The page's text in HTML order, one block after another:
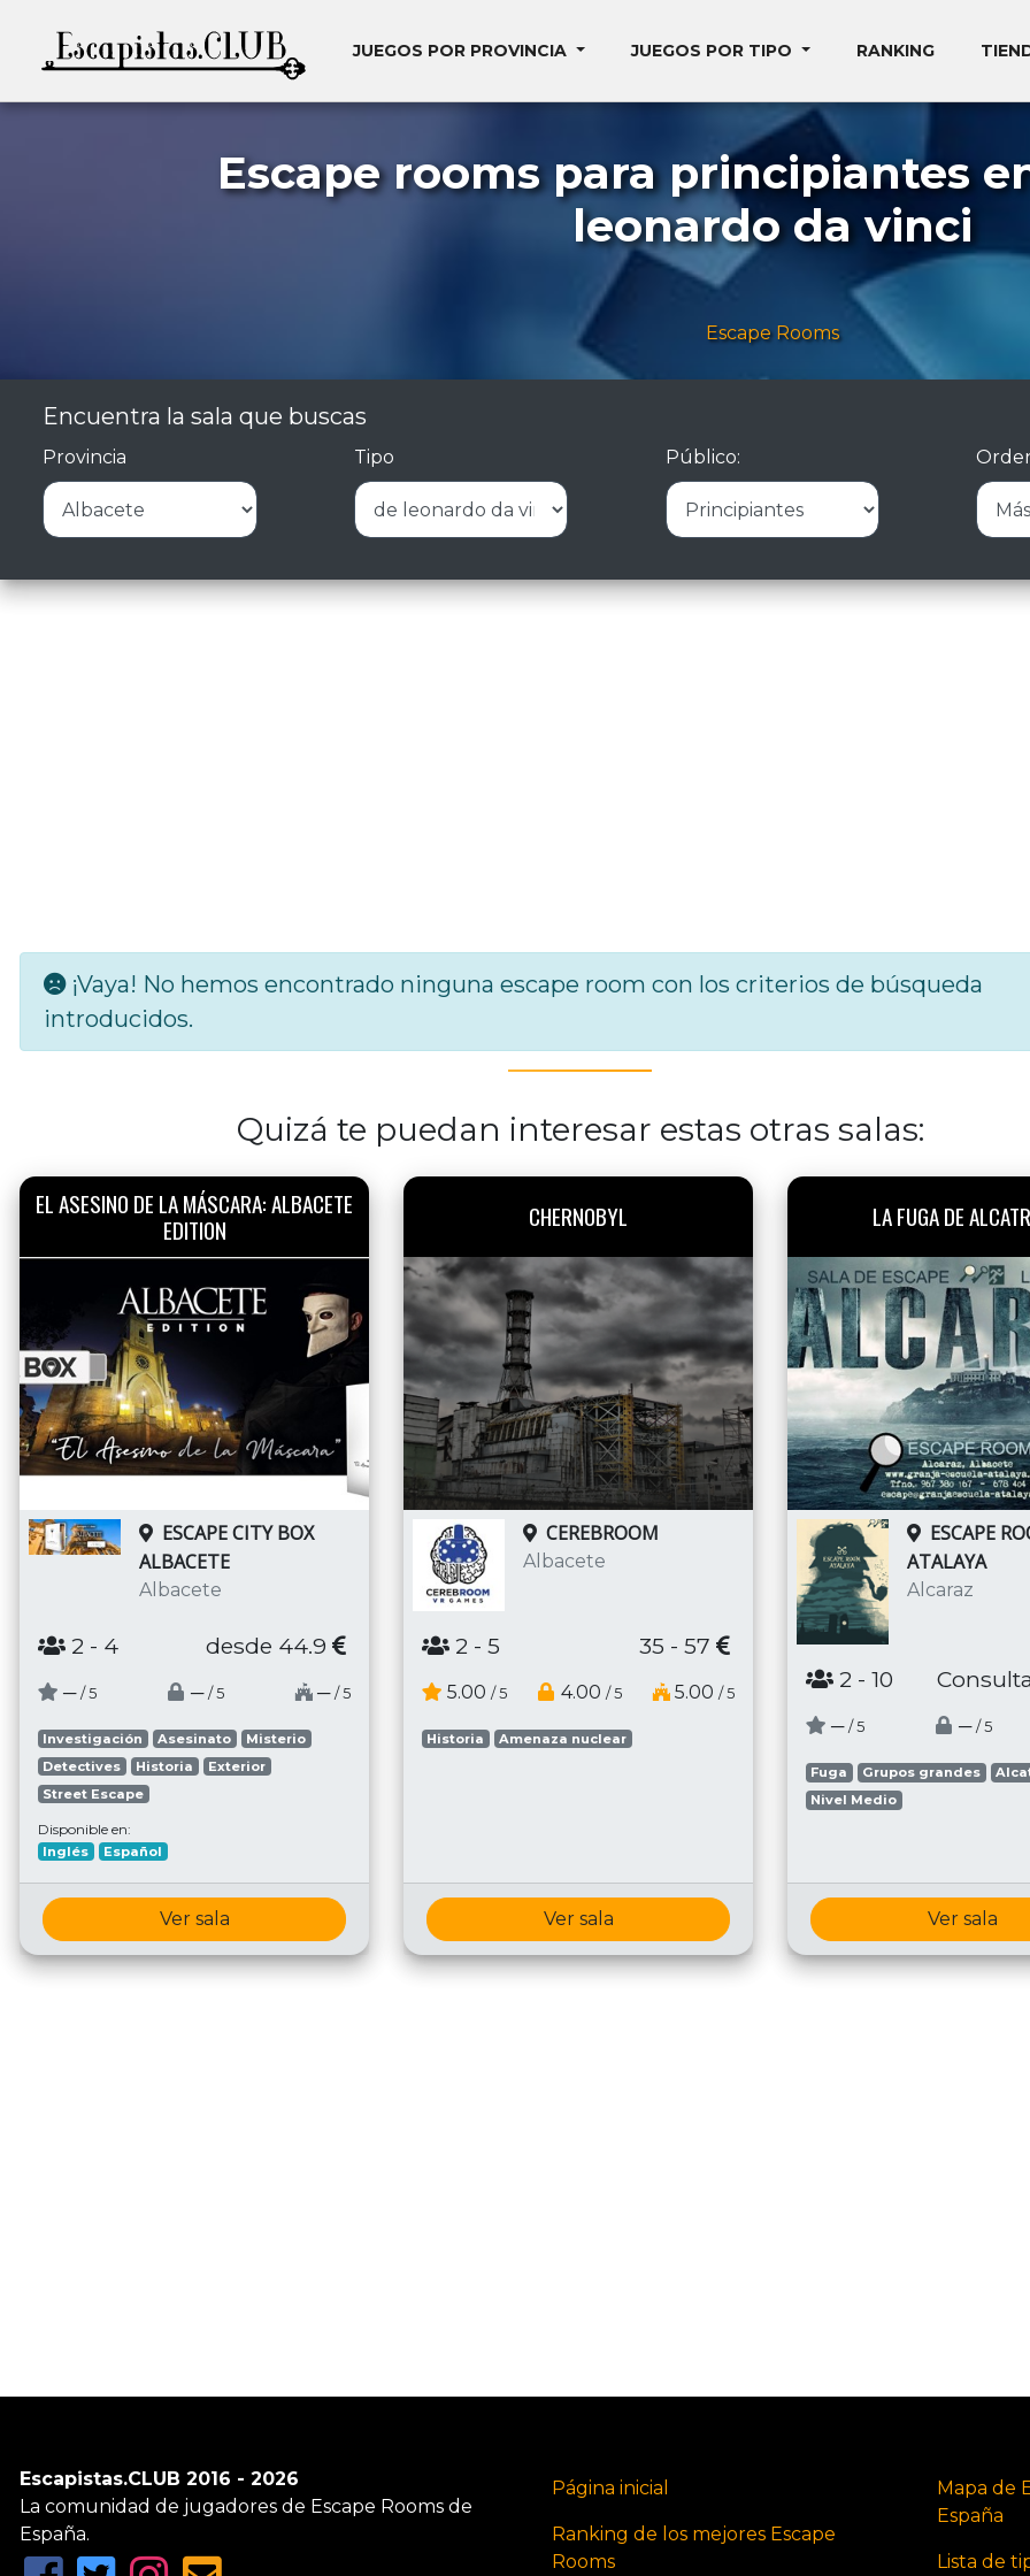
JUEGOS POR PROVINCIA JUEGOS POR TIPO RANKING
Escape rooms para principiantes
leonardo da vinci
Escape Rooms
Encuentra la sala que buscas
Provincia Tipo Público:
¡Vaya! No hemos encontrado ninguna escape room con los criterios de búsqueda
introducidos.
Quizá te puedan interesar estas otras salas:
EL ASESINO DE LA MÁSCARA: ALBACETE
EDITION
ESCAPE CITY BOX
ALBACETE
Albacete
2 - 4 desde 44.9
─ / 5 ─ / 5 ─ / 5
Investigación Asesinato
Misterio
Detectives
Historia
Exterior
Street Escape
Disponible en:
Inglés Español
Ver sala
CHERNOBYL
CEREBROOM
Albacete
2 - 5 35 - 57
5.00 / 5 4.00 / 5 5.00 / 5
Historia Amenaza nuclear
Ver sala
LA FUGA DE
ESCAPE
ATALAYA
Alcaraz
2 - 10
─ / 5 ─ / 5
Fuga Grupos grandes
Nivel Medio
Ver sala
Escapistas.CLUB 2016 - 2026
La comunidad de jugadores de Escape Rooms de
España.
Página inicial
Ranking de los mejores Escape
Rooms
Mapa de
España
Lista de